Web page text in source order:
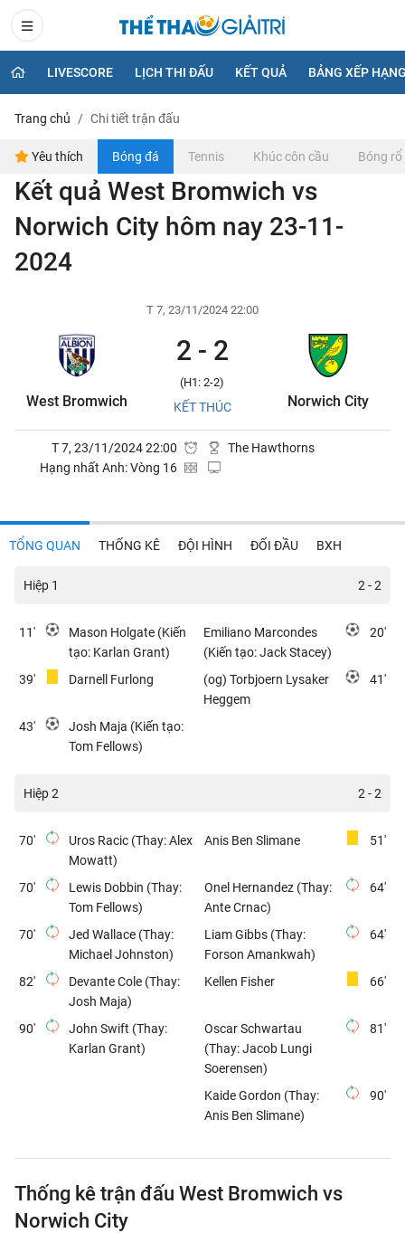
LIVESCORE LỊCH THI ĐẤU KẾT QUẢ BẢNG XẾP
Trang chủ Chi tiết trận đấu
Yêu thích Bóng đá Tennis Khúc côn cầu Bóng rổ
Kết quả West Bromwich vs
Norwich City hôm nay 23-11-
2024
T 7, 23/11/2024 22:00
West Bromwich
2 - 2
(H1: 2-2)
KẾT THÚC Norwich City
T 7, 23/11/2024 22:00
Hạng nhất Anh: Vòng 16
The Hawthorns
TỔNG QUAN THỐNG KÊ ĐỘI HÌNH ĐỐI ĐẦU BXH
Hiệp 1 2 - 2
11'
Mason Holgate (Kiến
tạo: Karlan Grant)
Emiliano Marcondes
(Kiến tạo: Jack Stacey)
20'
39' Darnell Furlong
(og) Torbjoern Lysaker
Heggem
41'
43'
Josh Maja (Kiến tạo:
Tom Fellows)
Hiệp 2 2 - 2
70'
Uros Racic (Thay: Alex
Mowatt)
Anis Ben Slimane 51'
70'
Lewis Dobbin (Thay:
Tom Fellows)
Onel Hernandez (Thay:
Ante Crnac)
64'
70'
Jed Wallace (Thay:
Michael Johnston)
Liam Gibbs (Thay:
Forson Amankwah)
64'
82'
Devante Cole (Thay:
Josh Maja)
Kellen Fisher 66'
90'
John Swift (Thay:
Karlan Grant)
Oscar Schwartau
(Thay: Jacob Lungi
Soerensen)
81'
Kaide Gordon (Thay:
Anis Ben Slimane)
90'
Thống kê trận đấu West Bromwich vs
Norwich City